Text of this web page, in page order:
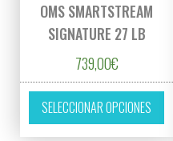
OMS SMARTSTREAM
SIGNATURE 27 LB
739,00€
SELECCIONAR OPCIONES